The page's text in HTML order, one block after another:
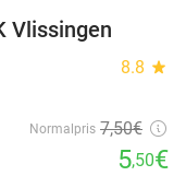
Vlissingen
8.8 star
Normalpris 7,50€
5,50€